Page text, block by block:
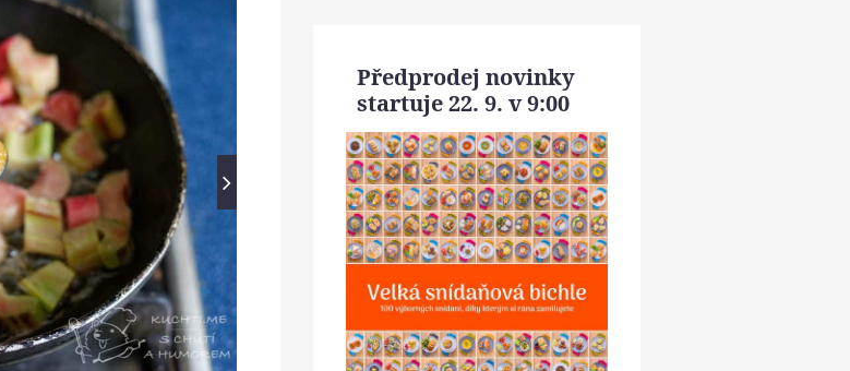
Předprodej novinky
startuje 22. 9. v 9:00